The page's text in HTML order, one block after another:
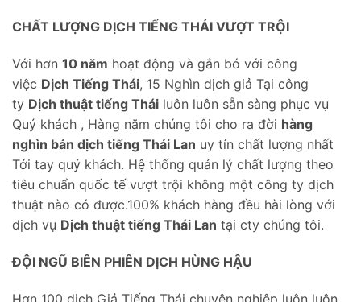
CHẤT LƯỢNG DỊCH TIẾNG THÁI VƯỢT TRỘI
Với hơn 10 năm hoạt động và gắn bó với công
việc Dịch Tiếng Thái, 15 Nghìn dịch giả Tại công
ty Dịch thuật tiếng Thái luôn luôn sẵn sàng phục vụ
Quý khách , Hàng năm chúng tôi cho ra đời hàng
nghìn bản dịch tiếng Thái Lan uy tín chất lượng nhất
Tới tay quý khách. Hệ thống quản lý chất lượng theo
tiêu chuẩn quốc tế vượt trội không một công ty dịch
thuật nào có được.100% khách hàng đều hài lòng với
dịch vụ Dịch thuật tiếng Thái Lan tại cty chúng tôi.
ĐỘI NGŨ BIÊN PHIÊN DỊCH HÙNG HẬU
Hơn 100 dịch Giả Tiếng Thái chuyên nghiệp luôn luôn